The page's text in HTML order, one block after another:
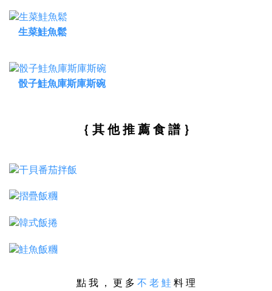
生菜鮭魚鬆
骰子鮭魚庫斯庫斯碗
｛ 其 他 推 薦 食 譜 ｝
點 我 ， 更 多 不 老 鮭 料 理